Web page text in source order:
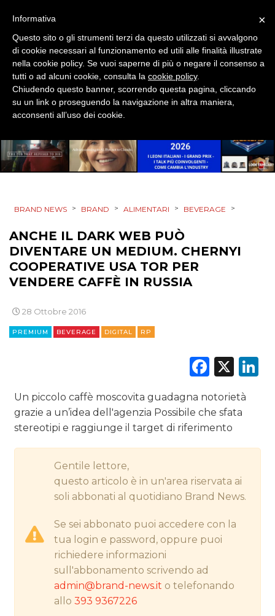
DESIGN
EVENTI
MOBILE
PROMOZIONI
PRODOTTI
STRATEGIE
CINEMA
DIGITALE
ESTERNA
RADIO / AUDIO
DATI
RICERCHE
PREVISIONI/SCENARI
BRAND NEWS > BRAND > ALIMENTARI > BEVERAGE >
ANCHE IL DARK WEB PUÒ
DIVENTARE UN MEDIUM. CHERNYI
COOPERATIVE USA TOR PER
VENDERE CAFFÈ IN RUSSIA
28 Ottobre 2016
PREMIUM BEVERAGE DIGITAL RP
X
Un piccolo caffè moscovita guadagna notorietà
grazie a un’idea dell'agenzia Possibile che sfata
stereotipi e raggiunge il target di riferimento
Gentile lettore,
questo articolo è in un'area riservata ai
soli abbonati al quotidiano Brand News.
Se sei abbonato puoi accedere con la
tua login e password, oppure puoi
richiedere informazioni
sull'abbonamento scrivendo ad
admin@brand-news.it o telefonando
allo393 9367226
×
Informativa
Questo sito o gli strumenti terzi da questo utilizzati si avvalgono
di cookie necessari al funzionamento ed utili alle finalità illustrate
nella cookie policy. Se vuoi saperne di più o negare il consenso a
tutti o ad alcuni cookie, consulta la cookie policy.
Chiudendo questo banner, scorrendo questa pagina, cliccando
su un link o proseguendo la navigazione in altra maniera,
acconsenti all’uso dei cookie.